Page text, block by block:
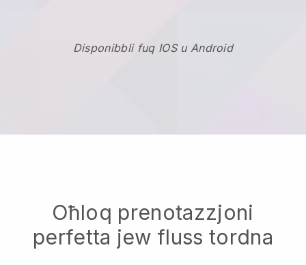
Disponibbli fuq IOS u Android
Oħloq prenotazzjoni
perfetta jew fluss tordna